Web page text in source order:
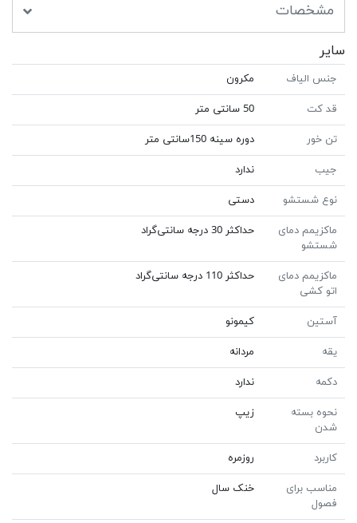
مشخصات
سایر
جنس الیاف مكرون
قد کت 50 سانتى متر
تن خور دوره سينه 150سانتى متر
جیب ندارد
نوع شستشو دستی
ماکزیمم دمای
شستشو
حداکثر 30 درجه سانتی‌گراد
ماکزیمم دمای
اتو کشی
حداکثر 110 درجه سانتی‌گراد
آستین کیمونو
یقه مردانه
دکمه ندارد
نحوه بسته
شدن
زیپ
کاربرد روزمره
مناسب برای
فصول
خنک سال